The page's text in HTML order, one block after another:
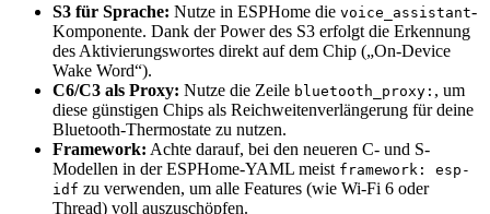
S3 für Sprache: Nutze in ESPHome die voice_assistant-
Komponente. Dank der Power des S3 erfolgt die Erkennung
des Aktivierungswortes direkt auf dem Chip („On-Device
Wake Word“).
C6/C3 als Proxy: Nutze die Zeile bluetooth_proxy: , um
diese günstigen Chips als Reichweitenverlängerung für deine
Bluetooth-Thermostate zu nutzen.
Framework: Achte darauf, bei den neueren C- und S-
Modellen in der ESPHome-YAML meist framework: esp-
idf zu verwenden, um alle Features (wie Wi-Fi 6 oder
Thread) voll auszuschöpfen.